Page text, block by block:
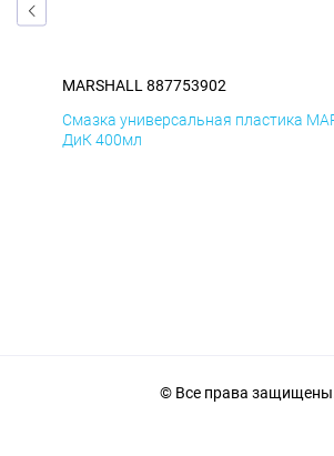
MARSHALL 887753902
Смазка универсальная пластика
ДиК 400мл
© Все права